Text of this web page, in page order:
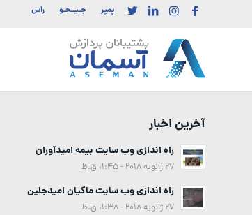
پمپر جـیــجـو راس
آخرین اخبار
راه اندازی وب سایت بیمه امیدآوران
27 ژانویه 2018 - 11:45 ق.ظ
راه اندازی وب سایت ماکیان امیدجلین
27 ژانویه 2018 - 11:38 ق.ظ